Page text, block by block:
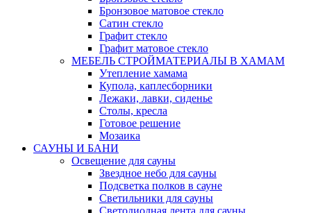
Бронзовое матовое стекло
Сатин стекло
Графит стекло
Графит матовое стекло
МЕБЕЛЬ СТРОЙМАТЕРИАЛЫ В ХАМАМ
Утепление хамама
Купола, каплесборники
Лежаки, лавки, сиденье
Столы, кресла
Готовое решение
Мозаика
САУНЫ И БАНИ
Освещение для сауны
Звездное небо для сауны
Подсветка полков в сауне
Светильники для сауны